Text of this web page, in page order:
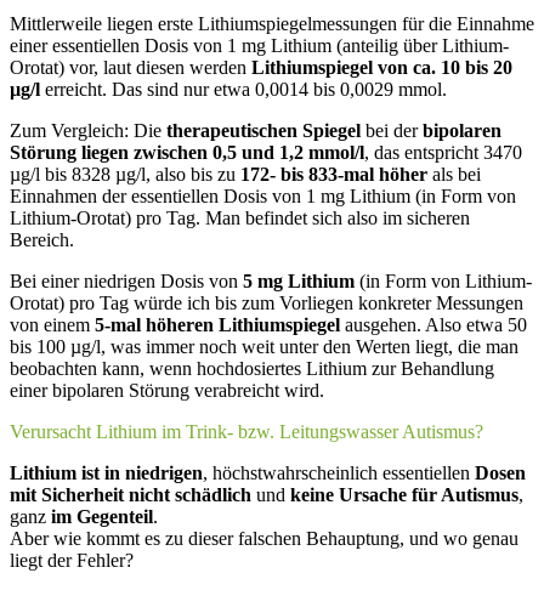
Mittlerweile liegen erste Lithiumspiegelmessungen für die Einnahme
einer essentiellen Dosis von 1 mg Lithium (anteilig über Lithium-
Orotat) vor, laut diesen werden Lithiumspiegel von ca. 10 bis 20
µg/l erreicht. Das sind nur etwa 0,0014 bis 0,0029 mmol.
Zum Vergleich: Die therapeutischen Spiegel bei derbipolaren
Störung liegen zwischen 0,5 und 1,2 mmol/l, das entspricht 3470
µg/l bis 8328 µg/l, also bis zu 172- bis 833-mal höher als bei
Einnahmen der essentiellen Dosis von 1 mg Lithium (in Form von
Lithium-Orotat) pro Tag. Man befindet sich also im sicheren
Bereich.
Bei einer niedrigen Dosis von 5 mg Lithium (in Form von Lithium-
Orotat) pro Tag würde ich bis zum Vorliegen konkreter Messungen
von einem 5-mal höheren Lithiumspiegel ausgehen. Also etwa 50
bis 100 µg/l, was immer noch weit unter den Werten liegt, die man
beobachten kann, wenn hochdosiertes Lithium zur Behandlung
einer bipolaren Störung verabreicht wird.
Verursacht Lithium im Trink- bzw. Leitungswasser Autismus?
Lithium ist in niedrigen, höchstwahrscheinlich essentiellen Dosen
mit Sicherheit nicht schädlich und keine Ursache für Autismus,
ganz im Gegenteil.
Aber wie kommt es zu dieser falschen Behauptung, und wo genau
liegt der Fehler?